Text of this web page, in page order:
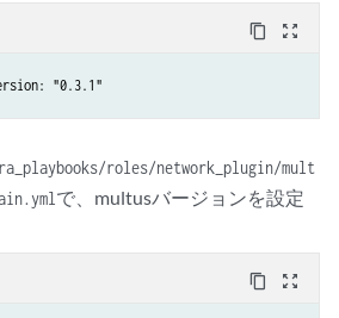
content_copy zoom_out_map
"0.3.1"
roles/network_plugin/mult
で、multusバージョンを設定
content_copy zoom_out_map